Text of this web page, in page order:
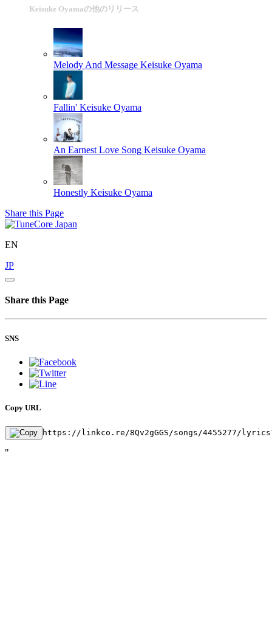
Keisuke Oyamaの他のリリース
Melody And Message Keisuke Oyama
Fallin' Keisuke Oyama
An Earnest Love Song Keisuke Oyama
Honestly Keisuke Oyama
Share this Page
EN
JP
Share this Page
SNS
Copy URL
https://linkco.re/8Qv2gGGS/songs/4455277/
"